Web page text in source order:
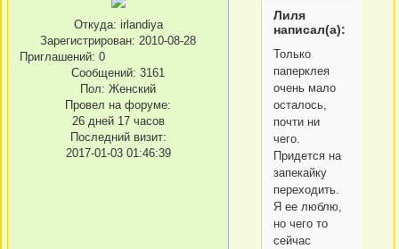
Откуда: irlandiya
Зарегистрирован: 2010-08-28
Приглашений: 0
Сообщений: 3161
Пол: Женский
Провел на форуме:
26 дней 17 часов
Последний визит:
2017-01-03 01:46:39
Лиля
написал(а):
Только
паперклея
очень мало
осталось,
почти ни
чего.
Придется на
запекайку
переходить.
Я ее люблю,
но чего то
сейчас